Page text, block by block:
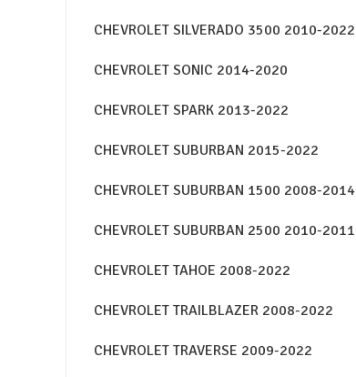
CHEVROLET SILVERADO 3500 2010-2022
CHEVROLET SONIC 2014-2020
CHEVROLET SPARK 2013-2022
CHEVROLET SUBURBAN 2015-2022
CHEVROLET SUBURBAN 1500 2008-2014
CHEVROLET SUBURBAN 2500 2010-2011
CHEVROLET TAHOE 2008-2022
CHEVROLET TRAILBLAZER 2008-2022
CHEVROLET TRAVERSE 2009-2022